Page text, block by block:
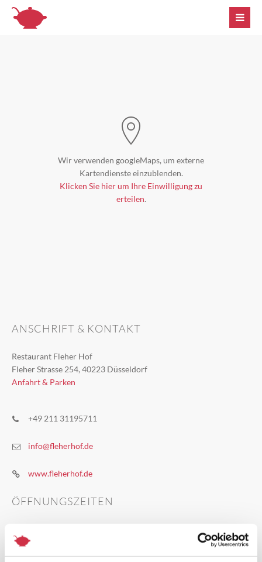
Wir verwenden googleMaps, um externe
Kartendienste einzublenden.
Klicken Sie hier um Ihre Einwilligung zu
erteilen.
ANSCHRIFT & KONTAKT
Restaurant Fleher Hof
Fleher Strasse 254, 40223 Düsseldorf
Anfahrt & Parken
+49 211 31195711
info@fleherhof.de
www.fleherhof.de
ÖFFNUNGSZEITEN
da. Sonntags von 12.00 bis 14.30 und von 17.30 Uhr bis 22.00 Uhr.
Unsere Küche schließt um 21.00 Uhr. Montags & dienstags bleibt